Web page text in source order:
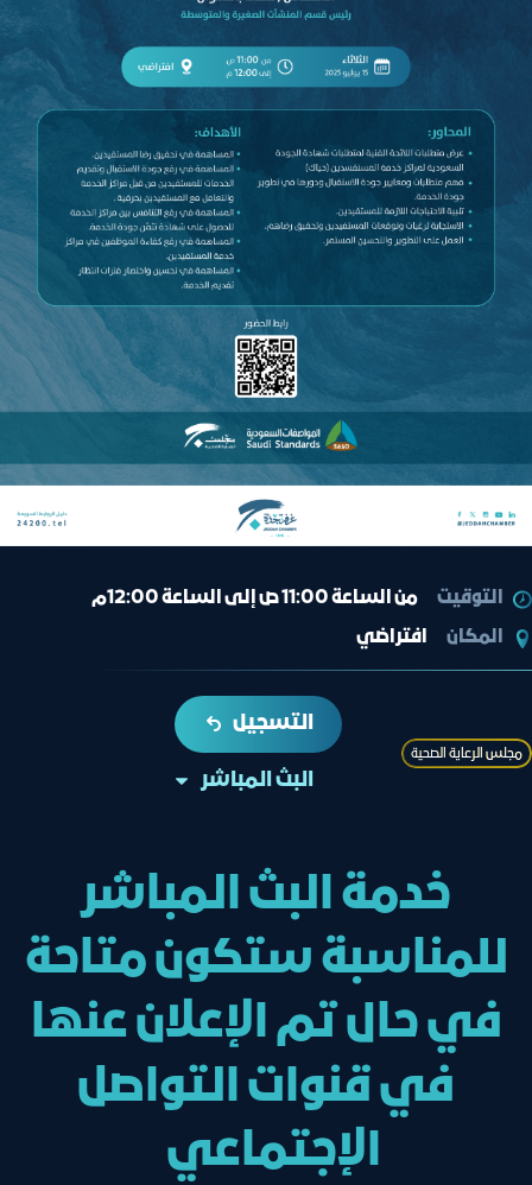
التوقيت
من الساعة 11:00 ص إلى الساعة 12:00م
المكان
افتراضي
ﻣﺠﻠﺲ اﻟﺮﻋﺎﯾﺔ اﻟﺼﺤﯿﺔ
التسجيل
البث المباشر
خدمة البث المباشر
للمناسبة ستكون متاحة
في حال تم الإعلان عنها
في قنوات التواصل
الإجتماعي